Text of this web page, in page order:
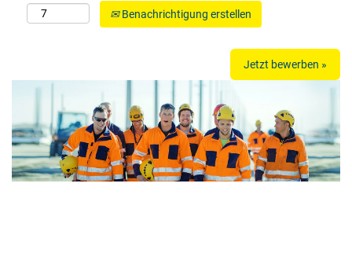
Benachrichtigung erstellen
Jetzt bewerben »